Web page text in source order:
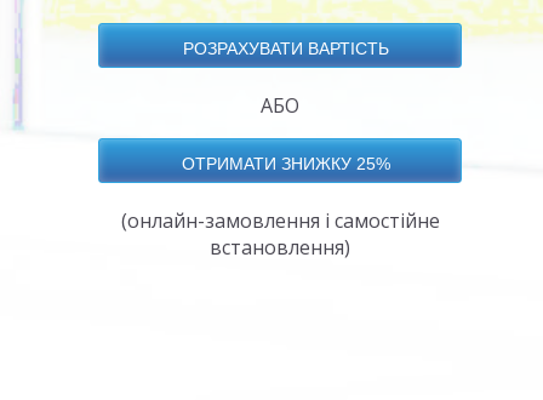
АБО
(онлайн-замовлення і самостійне
встановлення)